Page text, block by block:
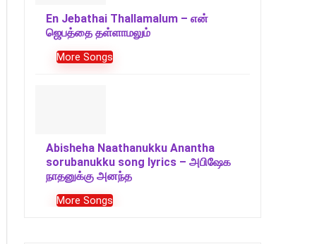
En Jebathai Thallamalum – என்
ஜெபத்தை தள்ளாமலும்
More Songs
Abisheha Naathanukku Anantha
sorubanukku song lyrics – அபிஷேக
நாதனுக்கு அனந்த
More Songs